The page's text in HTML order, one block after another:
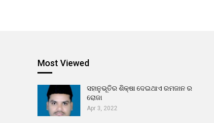
Most Viewed
ସହାନୁଭୂତିର ଶିକ୍ଷା ଦେଇଥାଏ ରମଜାନ ର
ରୋଜା
Apr 3, 2022